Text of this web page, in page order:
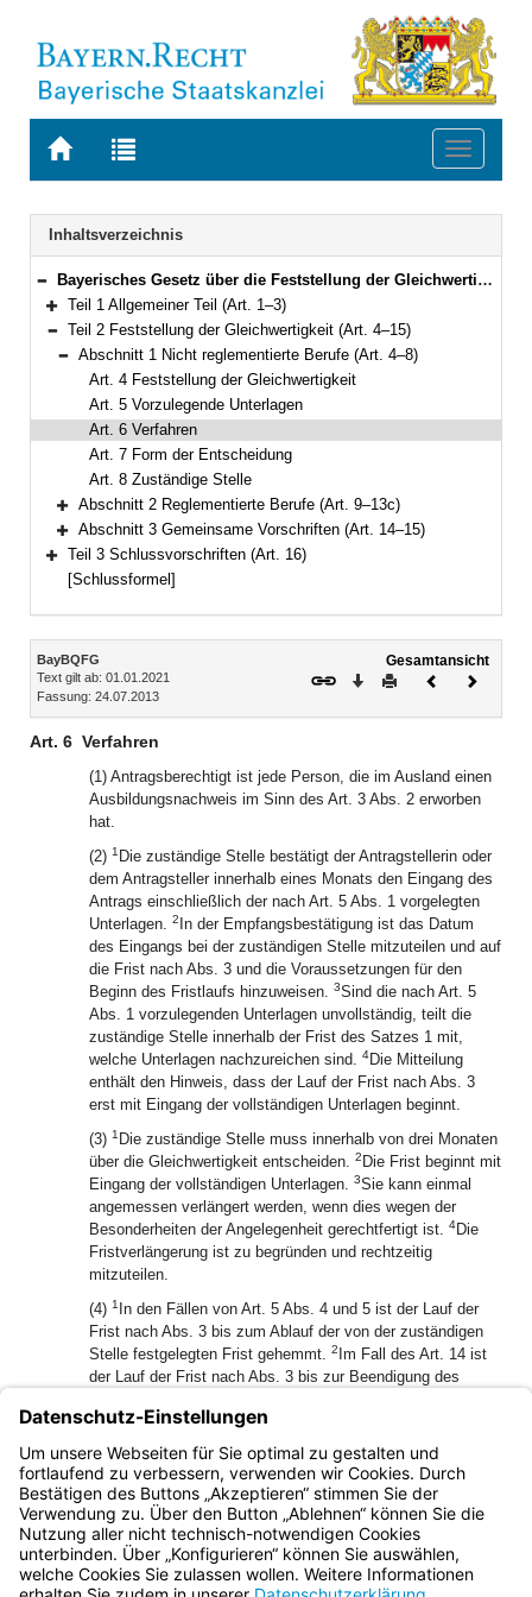
Zur
BAYERN.RECHT
Zur
letzten
Suche
Toggle
Navigation
Inhaltsverzeichnis
Bereich reduzieren
Bayerisches Gesetz über die Feststellung der Gleichwertigkeit ausländischer Berufsqualifikationen (Bayerisches Berufsqualifikationsfeststellungsgesetz – BayBQFG) Vom 24. Juli 2013 (GVBl. S. 439) BayRS 800-21-2-A (Art. 1–16)
Bereich erweitern
Teil 1 Allgemeiner Teil (Art. 1–3)
Bereich reduzieren
Teil 2 Feststellung der Gleichwertigkeit (Art. 4–15)
Bereich reduzieren
Abschnitt 1 Nicht reglementierte Berufe (Art. 4–8)
Art. 4 Feststellung der Gleichwertigkeit
Art. 5 Vorzulegende Unterlagen
Art. 6 Verfahren
Art. 7 Form der Entscheidung
Art. 8 Zuständige Stelle
Bereich erweitern
Abschnitt 2 Reglementierte Berufe (Art. 9–13c)
Bereich erweitern
Abschnitt 3 Gemeinsame Vorschriften (Art. 14–15)
Bereich erweitern
Teil 3 Schlussvorschriften (Art. 16)
[Schlussformel]
Inhalt
BayBQFG
Text gilt ab: 01.01.2021
Fassung: 24.07.2013
Gesamtansicht
Download
DruckenVorheriges
Art. 6 Verfahren
(1) Antragsberechtigt ist jede Person, die im Ausland einen
Ausbildungsnachweis im Sinn des Art. 3 Abs. 2 erworben
hat.
(2) 1 Die zuständige Stelle bestätigt der Antragstellerin oder
dem Antragsteller innerhalb eines Monats den Eingang des
Antrags einschließlich der nach Art. 5 Abs. 1 vorgelegten
Unterlagen. 2 In der Empfangsbestätigung ist das Datum
des Eingangs bei der zuständigen Stelle mitzuteilen und auf
die Frist nach Abs. 3 und die Voraussetzungen für den
Beginn des Fristlaufs hinzuweisen. 3Sind die nach Art. 5
Abs. 1 vorzulegenden Unterlagen unvollständig, teilt die
zuständige Stelle innerhalb der Frist des Satzes 1 mit,
welche Unterlagen nachzureichen sind. 4Die Mitteilung
enthält den Hinweis, dass der Lauf der Frist nach Abs. 3
erst mit Eingang der vollständigen Unterlagen beginnt.
(3) 1 Die zuständige Stelle muss innerhalb von drei Monaten
über die Gleichwertigkeit entscheiden. 2 Die Frist beginnt mit
Eingang der vollständigen Unterlagen. 3Sie kann einmal
angemessen verlängert werden, wenn dies wegen der
Besonderheiten der Angelegenheit gerechtfertigt ist. 4Die
Fristverlängerung ist zu begründen und rechtzeitig
mitzuteilen.
(4) 1 In den Fällen von Art. 5 Abs. 4 und 5 ist der Lauf der
Frist nach Abs. 3 bis zum Ablauf der von der zuständigen
Stelle festgelegten Frist gehemmt. 2 Im Fall des Art. 14 ist
der Lauf der Frist nach Abs. 3 bis zur Beendigung des
(5) Der Antrag soll abgelehnt werden, soweit die
Gleichwertigkeit im Rahmen anderer Verfahren oder durch
Rechtsvorschrift bereits festgestellt ist.
Bayern.de
BayernPortal